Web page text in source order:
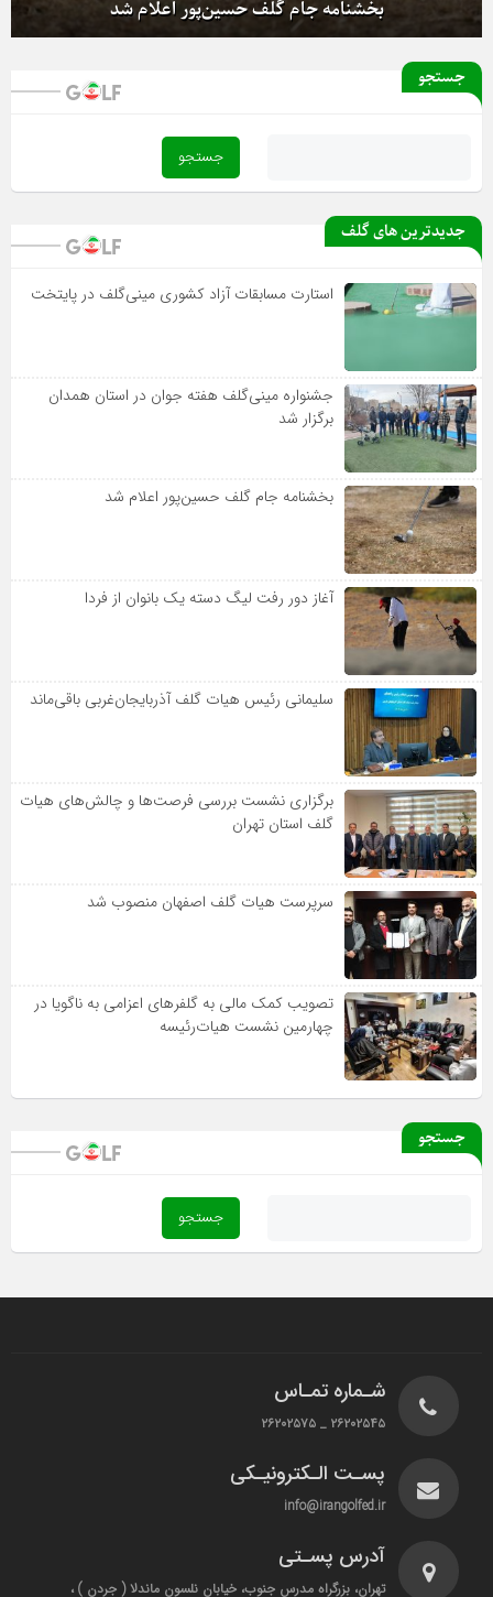
آغاز دور رفت لیگ دسته یک بانوان از فردا
جستجو
جدیدترین های گلف
استارت مسابقات آزاد کشوری مینی‌گلف در پایتخت
جشنواره مینی‌گلف هفته جوان در استان همدان
برگزار شد
بخشنامه جام گلف حسین‌پور اعلام شد
آغاز دور رفت لیگ دسته یک بانوان از فردا
سلیمانی رئیس هیات گلف آذربایجان‌غربی باقی‌ماند
برگزاری نشست بررسی فرصت‌ها و چالش‌های هیات
گلف استان تهران
سرپرست هیات گلف اصفهان منصوب شد
تصویب کمک مالی به گلفرهای اعزامی به ناگویا در
چهارمین نشست هیات‌رئیسه
جستجو
شـماره تمـاس
۲۶۲۰۲۵۴۵ _ ۲۶۲۰۲۵۷۵
پسـت الـکترونیـکی
info@irangolfed.ir
آدرس پسـتی
تهران، بزرگراه مدرس جنوب، خیابان نلسون ماندلا ( جردن ) ،